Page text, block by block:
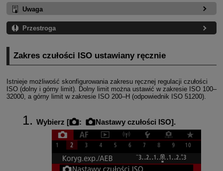
Uwaga
Przestroga
Zakres czułości ISO ustawiany ręcznie
Istnieje możliwość skonfigurowania zakresu ręcznej regulacji czułości
ISO (dolny i górny limit). Dolny limit można ustawić w zakresie ISO 100–
32000, a górny limit w zakresie ISO 200–H (odpowiednik ISO 51200).
Wybierz [ : Nastawy czułości ISO].